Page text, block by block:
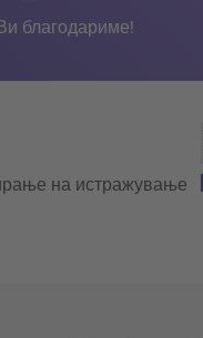
благодариме!
на истражување